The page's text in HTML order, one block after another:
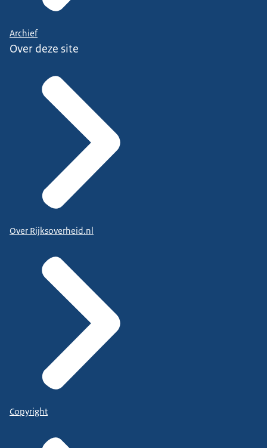
Archief
Over deze site
Over Rijksoverheid.nl
Copyright